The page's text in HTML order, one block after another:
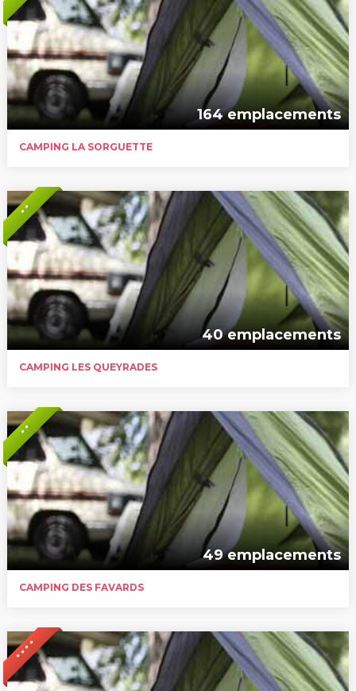
164 emplacements
CAMPING LA SORGUETTE
* *
40 emplacements
CAMPING LES QUEYRADES
* *
49 emplacements
CAMPING DES FAVARDS
* * * *